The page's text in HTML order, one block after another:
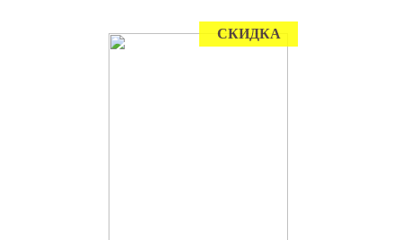
СКИДКА